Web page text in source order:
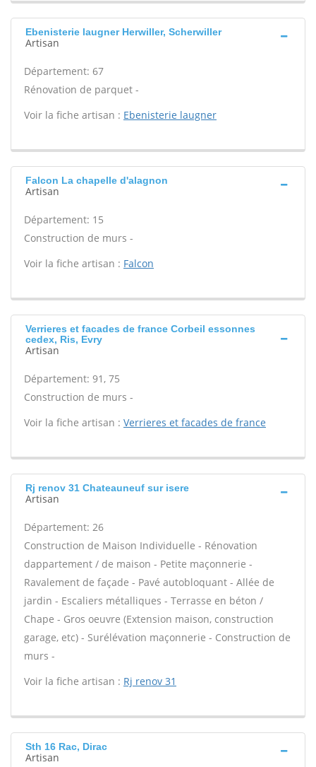
Ebenisterie laugner Herwiller, Scherwiller
Artisan
Département: 67
Rénovation de parquet -
Voir la fiche artisan : Ebenisterie laugner
Falcon La chapelle d'alagnon
Artisan
Département: 15
Construction de murs -
Voir la fiche artisan : Falcon
Verrieres et facades de france Corbeil essonnes
cedex, Ris, Evry
Artisan
Département: 91, 75
Construction de murs -
Voir la fiche artisan : Verrieres et facades de france
Rj renov 31 Chateauneuf sur isere
Artisan
Département: 26
Construction de Maison Individuelle - Rénovation
dappartement / de maison - Petite maçonnerie -
Ravalement de façade - Pavé autobloquant - Allée de
jardin - Escaliers métalliques - Terrasse en béton /
Chape - Gros oeuvre (Extension maison, construction
garage, etc) - Surélévation maçonnerie - Construction de
murs -
Voir la fiche artisan : Rj renov 31
Sth 16 Rac, Dirac
Artisan